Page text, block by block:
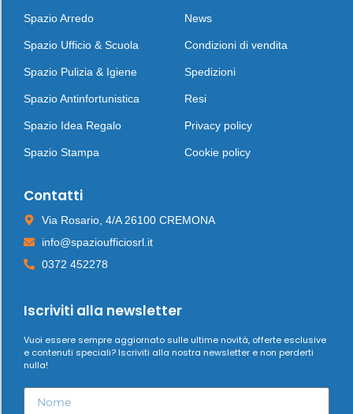
Spazio Arredo
Spazio Ufficio & Scuola
Spazio Pulizia & Igiene
Spazio Antinfortunistica
Spazio Idea Regalo
Spazio Stampa
News
Condizioni di vendita
Spedizioni
Resi
Privacy policy
Cookie policy
Contatti
Via Rosario, 4/A 26100 CREMONA
info@spazioufficiosrl.it
0372 452278
Iscriviti alla newsletter
Vuoi essere sempre aggiornato sulle ultime novità, offerte esclusive
e contenuti speciali? Iscriviti alla nostra newsletter e non perderti
nulla!